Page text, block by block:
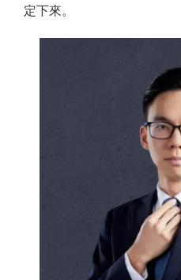
定下來。